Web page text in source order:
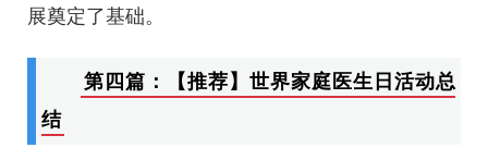
展奠定了基础。
第四篇：【推荐】世界家庭医生日活动总
结